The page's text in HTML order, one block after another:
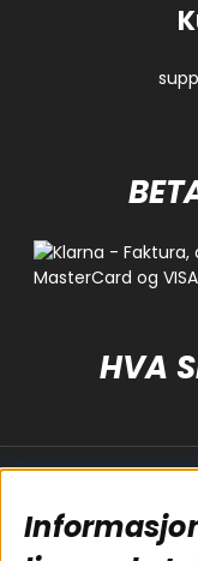
HVA
Koblingsguide